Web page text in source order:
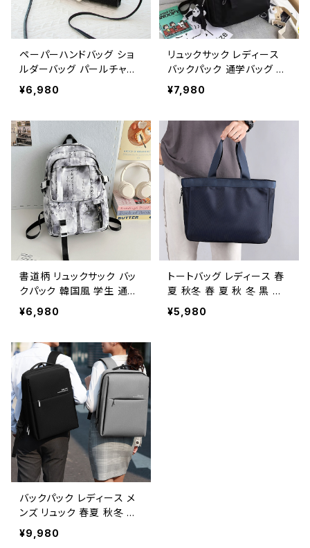
ペーパーハンドバッグ ショ
ルダーバッグ パールチャー
ムバッグ レディース バック
軽量 カジュアル おしゃれ
開 K-B0202
¥6,980
リュックサック レディース
バックパック 通学バッグ カ
ジュアルリュック 大容量 高
校生 中学生 韓国風 おしゃ
能 かわいい 6色展開 K-B0
218
¥7,980
書道柄 リュックサック バッ
クパック 韓国風 学生 通学
軽量 多収納 大容量 レディ
ース メンズ ユニセックス
¥6,980
トートバッグ レディース 春
夏 秋冬 春 夏 秋 冬 黒 紺
サブバッグ ハンドバッグ ト
ートバック キャンバス 大き
¥5,980
バックパック レディース メ
ンズ リュック 春夏 秋冬 春
夏 秋 冬 黒 バッグ リュック
サック ロゴ 仕事リュック シ
¥9,980